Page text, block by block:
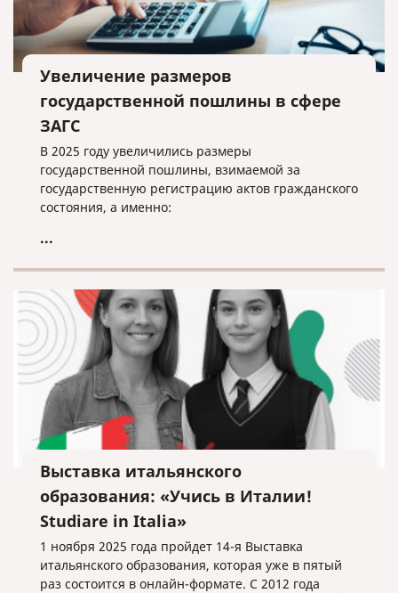
Увеличение размеров
государственной пошлины в сфере
ЗАГС
В 2025 году увеличились размеры
государственной пошлины, взимаемой за
государственную регистрацию актов гражданского
состояния, а именно:
...
Выставка итальянского
образования: «Учись в Италии!
Studiare in Italia»
1 ноября 2025 года пройдет 14-я Выставка
итальянского образования, которая уже в пятый
раз состоится в онлайн-формате. С 2012 года